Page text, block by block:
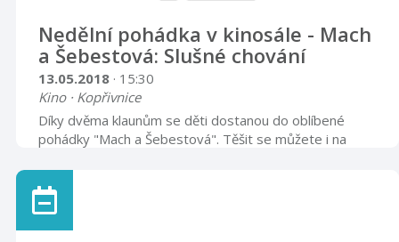
Nedělní pohádka v kinosále - Mach
a Šebestová: Slušné chování
13.05.2018 · 15:30
Kino · Kopřivnice
Díky dvěma klaunům se děti dostanou do oblíbené
pohádky "Mach a Šebestová". Těšit se můžete i na
M. Macourka. Vhodné pro děti od 4 do 7 let. Délka
představení: 50 minut Vstupné: 50 Kč. Předprodej
vstupenek v IC Kopřivnice nebo online přes